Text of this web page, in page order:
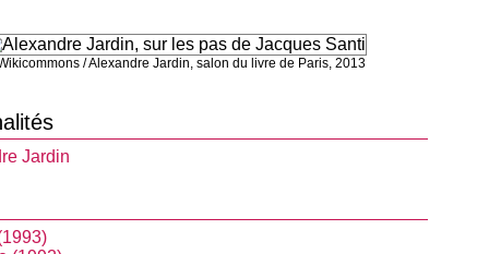
/ Alexandre Jardin, salon du livre de Paris, 2013
Jardin